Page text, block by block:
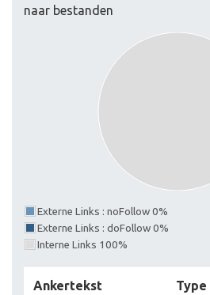
naar bestanden
Externe Links : noFollow 0%
Externe Links : doFollow 0%
Interne Links 100%
Ankertekst Type